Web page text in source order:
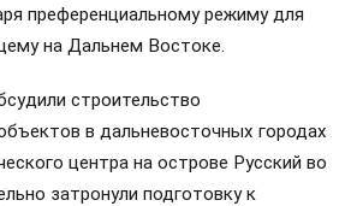
преференциальному режиму для
на Дальнем Востоке.
строительство
в дальневосточных городах
центра на острове Русский во
затронули подготовку к